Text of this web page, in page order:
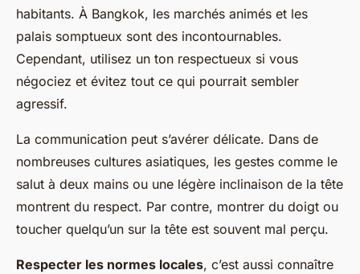
habitants. À Bangkok, les marchés animés et les
palais somptueux sont des incontournables.
Cependant, utilisez un ton respectueux si vous
négociez et évitez tout ce qui pourrait sembler
agressif.
La communication peut s’avérer délicate. Dans de
nombreuses cultures asiatiques, les gestes comme le
salut à deux mains ou une légère inclinaison de la tête
montrent du respect. Par contre, montrer du doigt ou
toucher quelqu’un sur la tête est souvent mal perçu.
Respecter les normes locales, c’est aussi connaître